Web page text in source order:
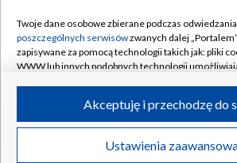
Rada Programowa
System NOS
Informacje o nadawcy
Program dla prasy
Kontakt
Kanały
©2026 Telewizja Polska S.A. w
Twoje dane osobowe zbierane podczas
poszczególnych serwisówzwanych dalej
zapisywane za pomocą technologii takich jak: pliki
WWW lub innych podobnych technologii
ruchu w Internecie.
Twoje dane osobowe zbierane podczas odwiedzania
poszczególnych serwisówna Portalu, takie jak
Ustawienia
Akceptuję i przechodzę do